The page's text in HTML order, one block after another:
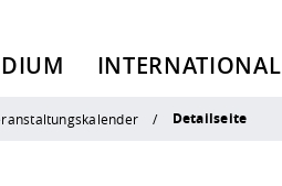
INTERNATIONAL
Detailseite